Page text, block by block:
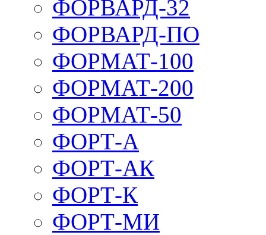
ФОРВАРД-32
ФОРВАРД-ПО
ФОРМАТ-100
ФОРМАТ-200
ФОРМАТ-50
ФОРТ-А
ФОРТ-АК
ФОРТ-К
ФОРТ-МИ